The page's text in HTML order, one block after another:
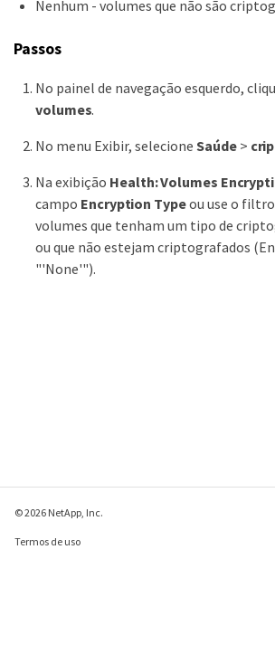
Nenhum - volumes que não são
Passos
No painel de navegação esquerdo,
volumes.
No menu Exibir, selecione Saúde>
Na exibição Health: Volumes
campo Encryption Typeou use o
volumes que tenham um tipo de
ou que não estejam criptografados
"'None'").
© 2026 NetApp, Inc.
Termos de uso